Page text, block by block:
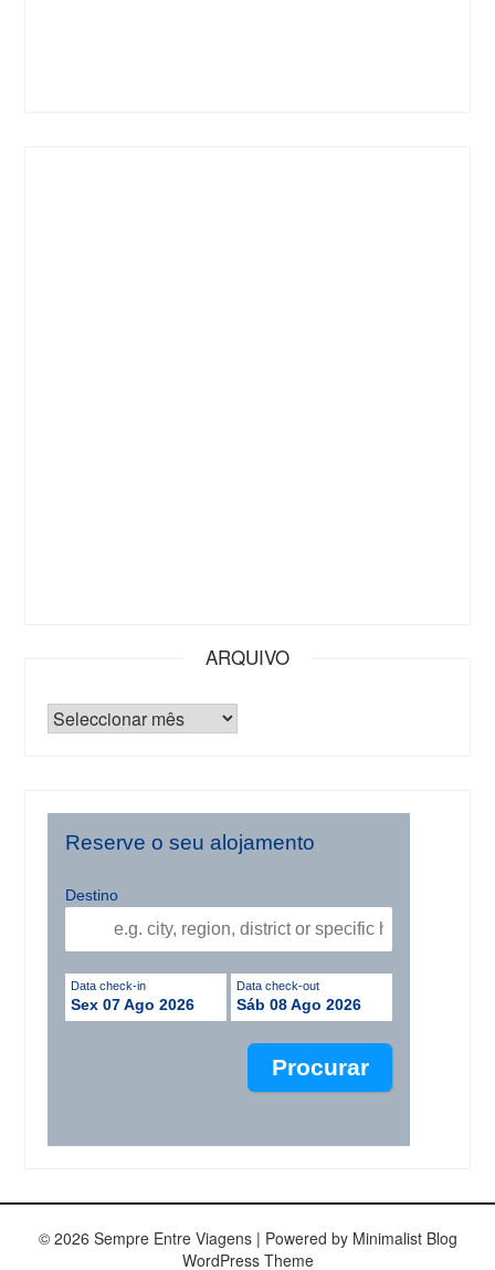
ARQUIVO
Reserve o seu alojamento
Destino
Data check-in
Sex 07 Ago 2026
Data check-out
Sáb 08 Ago 2026
© 2026 Sempre Entre Viagens | Powered by Minimalist Blog
WordPress Theme